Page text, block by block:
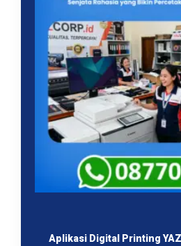
Aplikasi Digital Printing